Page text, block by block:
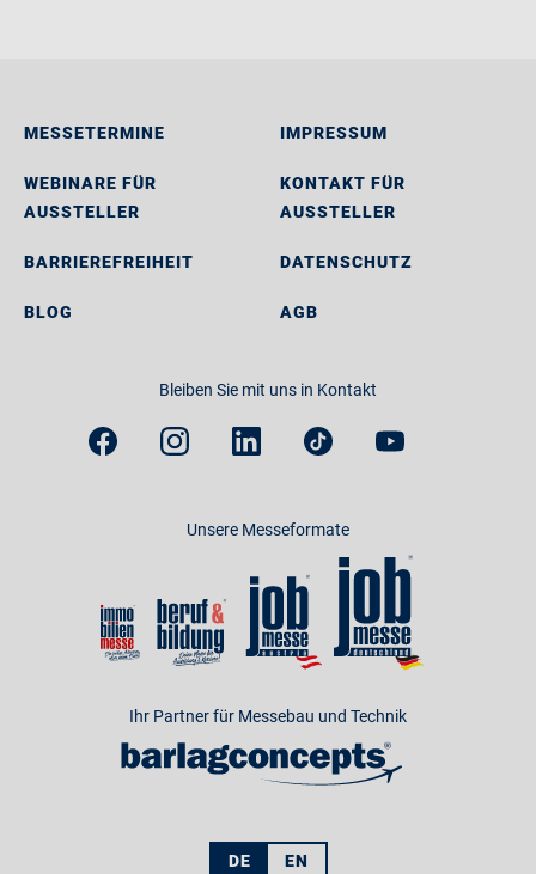
MESSETERMINE
WEBINARE FÜR
AUSSTELLER
BARRIEREFREIHEIT
BLOG
IMPRESSUM
KONTAKT FÜR
AUSSTELLER
DATENSCHUTZ
AGB
Bleiben Sie mit uns in Kontakt
Unsere Messeformate
Ihr Partner für Messebau und Technik
DE EN